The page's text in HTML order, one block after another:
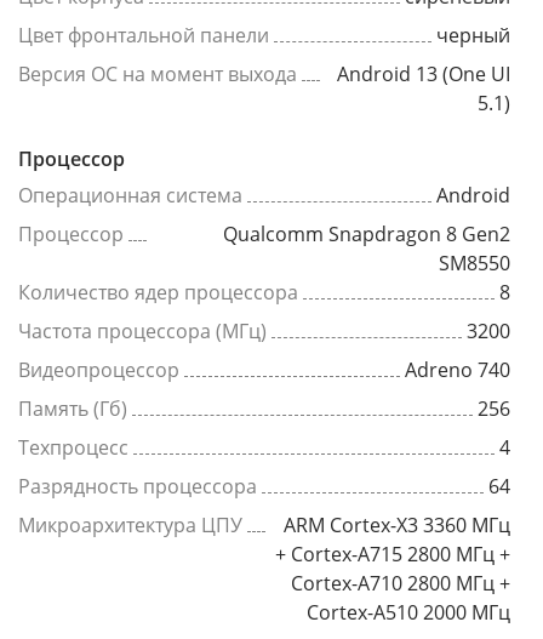
Цвет фронтальной панели
черный
Версия ОС на момент выхода
Android 13 (One UI
5.1)
Процессор
Операционная система
Android
Процессор
Qualcomm Snapdragon 8 Gen2
SM8550
Количество ядер процессора
8
Частота процессора (МГц)
3200
Видеопроцессор
Adreno 740
Память (Гб)
256
Техпроцесс
4
Разрядность процессора
64
Микроархитектура ЦПУ
ARM Cortex-X3 3360 МГц
+ Cortex-A715 2800 МГц +
Cortex-A710 2800 МГц +
Cortex-A510 2000 МГц